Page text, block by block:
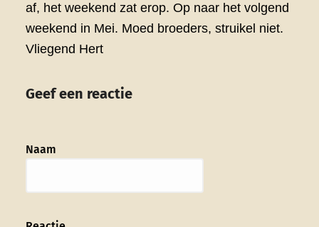
af, het weekend zat erop. Op naar het volgend
weekend in Mei. Moed broeders, struikel niet.
Vliegend Hert
Geef een reactie
Naam